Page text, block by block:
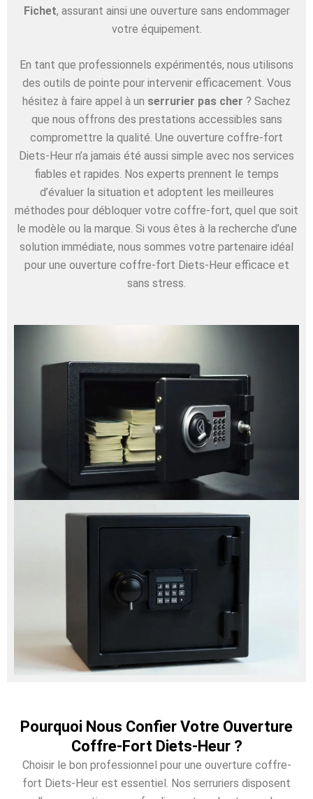
Fichet, assurant ainsi une ouverture sans endommager
votre équipement.
En tant que professionnels expérimentés, nous utilisons
des outils de pointe pour intervenir efficacement. Vous
hésitez à faire appel à un serrurier pas cher ? Sachez
que nous offrons des prestations accessibles sans
compromettre la qualité. Une ouverture coffre-fort
Diets-Heur n’a jamais été aussi simple avec nos services
fiables et rapides. Nos experts prennent le temps
d’évaluer la situation et adoptent les meilleures
méthodes pour débloquer votre coffre-fort, quel que soit
le modèle ou la marque. Si vous êtes à la recherche d’une
solution immédiate, nous sommes votre partenaire idéal
pour une ouverture coffre-fort Diets-Heur efficace et
sans stress.
Pourquoi Nous Confier Votre Ouverture
Coffre-Fort Diets-Heur ?
Choisir le bon professionnel pour une ouverture coffre-
fort Diets-Heur est essentiel. Nos serruriers disposent